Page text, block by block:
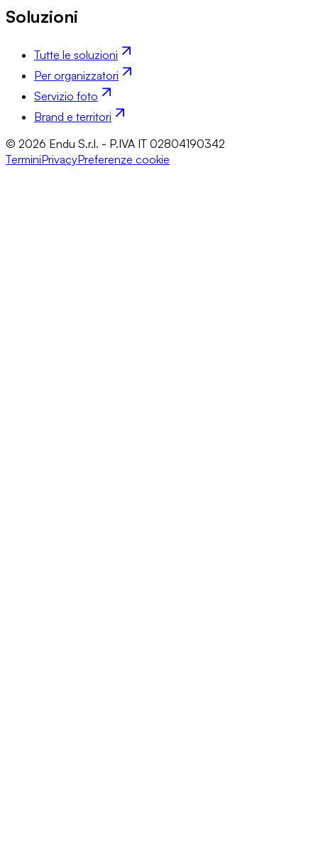
Soluzioni
Tutte le soluzioni
Per organizzatori
Servizio foto
Brand e territori
© 2026 Endu S.r.l. - P.IVA IT 02804190342
TerminiPrivacyPreferenze cookie